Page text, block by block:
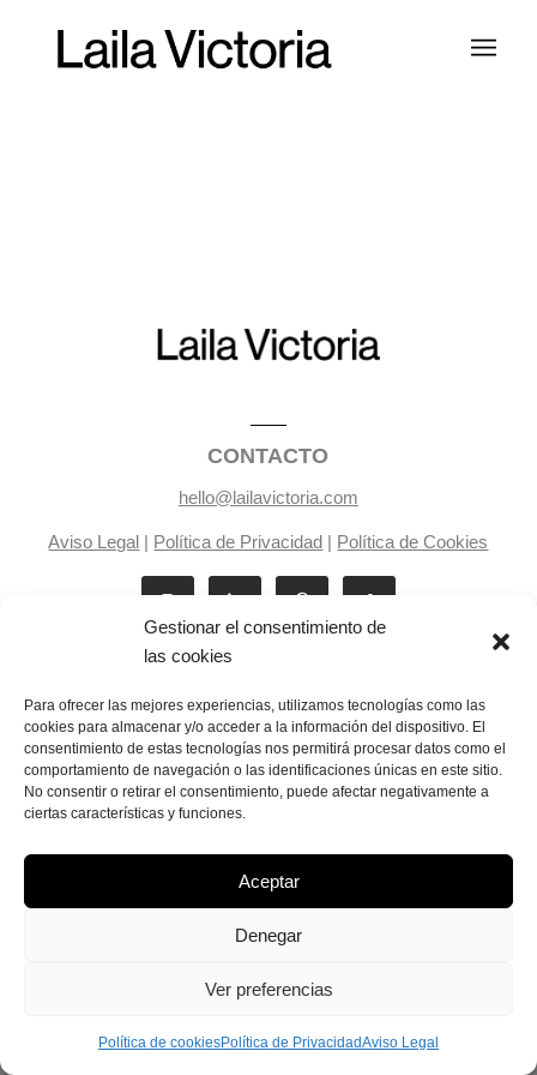
Gestionar el consentimiento de
las cookies
Para ofrecer las mejores experiencias, utilizamos tecnologías como las
cookies para almacenar y/o acceder a la información del dispositivo. El
consentimiento de estas tecnologías nos permitirá procesar datos como el
comportamiento de navegación o las identificaciones únicas en este sitio.
No consentir o retirar el consentimiento, puede afectar negativamente a
ciertas características y funciones.
Aceptar
Denegar
Ver preferencias
Política de cookiesPolítica de PrivacidadAviso Legal
CONTACTO
hello@lailavictoria.com
Aviso Legal | Política de Privacidad | Política de Cookies
Laila Victoria © copyright 2025